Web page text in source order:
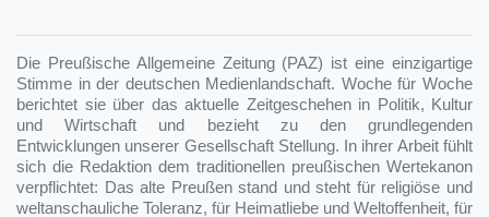
Die Preußische Allgemeine Zeitung (PAZ) ist eine einzigartige
Stimme in der deutschen Medienlandschaft. Woche für Woche
berichtet sie über das aktuelle Zeitgeschehen in Politik, Kultur
und Wirtschaft und bezieht zu den grundlegenden
Entwicklungen unserer Gesellschaft Stellung. In ihrer Arbeit fühlt
sich die Redaktion dem traditionellen preußischen Wertekanon
verpflichtet: Das alte Preußen stand und steht für religiöse und
weltanschauliche Toleranz, für Heimatliebe und Weltoffenheit, für